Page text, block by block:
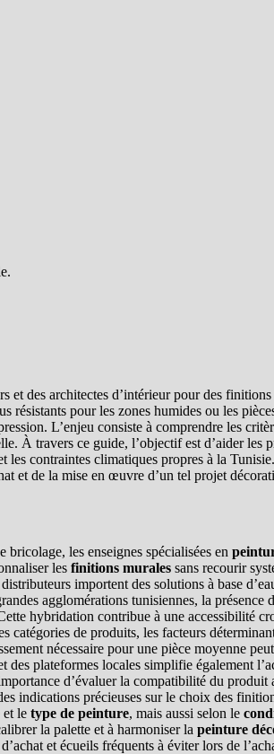
et des architectes d’intérieur pour des
résistants pour les zones humides ou les
L’enjeu consiste à comprendre les
À travers ce guide, l’objectif est d’aider les
contraintes climatiques propres à la
et de la mise en œuvre d’un tel projet
les enseignes spécialisées en
les finitions murales sans recourir
importent des solutions à base
agglomérations tunisiennes, la présence
hybridation contribue à une accessibilité
catégories de produits, les facteurs
nécessaire pour une pièce moyenne
plateformes locales simplifie également
d’évaluer la compatibilité du produit
indications précieuses sur le choix des
et le type de peinture, mais aussi selon le
la palette et à harmoniser la peinture
et écueils fréquents à éviter lors de